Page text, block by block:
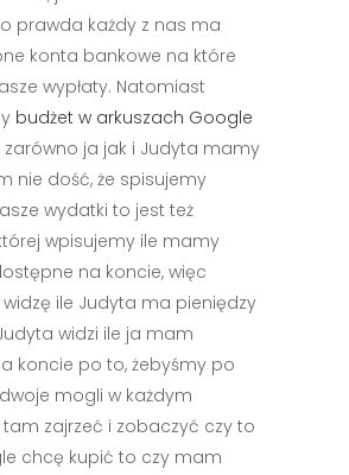
prawda każdy z nas ma
konta bankowe na które
wypłaty. Natomiast
budżet w arkuszach Google
ja jak i Judyta mamy
nie dość, że spisujemy
wydatki to jest też
wpisujemy ile mamy
na koncie, więc
ile Judyta ma pieniędzy
widzi ile ja mam
koncie po to, żebyśmy po
mogli w każdym
zajrzeć i zobaczyć czy to
chcę kupić to czy mam